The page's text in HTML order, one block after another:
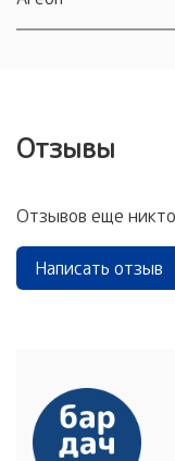
Отзывы
Отзывов еще
Написать отзыв